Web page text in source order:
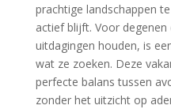
prachtige landschappen
actief blijft. Voor degenen
uitdagingen houden, is
wat ze zoeken. Deze
perfecte balans tussen
zonder het uitzicht op